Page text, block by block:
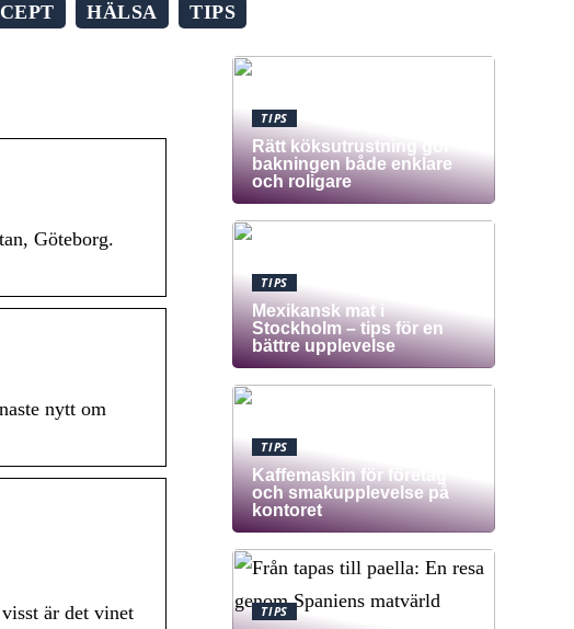
HÄLSA TIPS
Göteborg.
nytt om
är det vinet
TIPS
Rätt köksutrustning gör
bakningen både enklare
och roligare
TIPS
Mexikansk mat i
Stockholm – tips för en
bättre upplevelse
TIPS
Kaffemaskin för företag
och smakupplevelse på
kontoret
TIPS